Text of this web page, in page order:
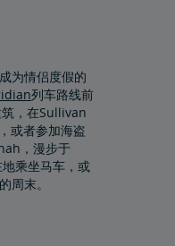
为情侣度假的
列车路线前
，在Sullivan
或者参加海盗
，漫步于
乘坐马车，或
周末。